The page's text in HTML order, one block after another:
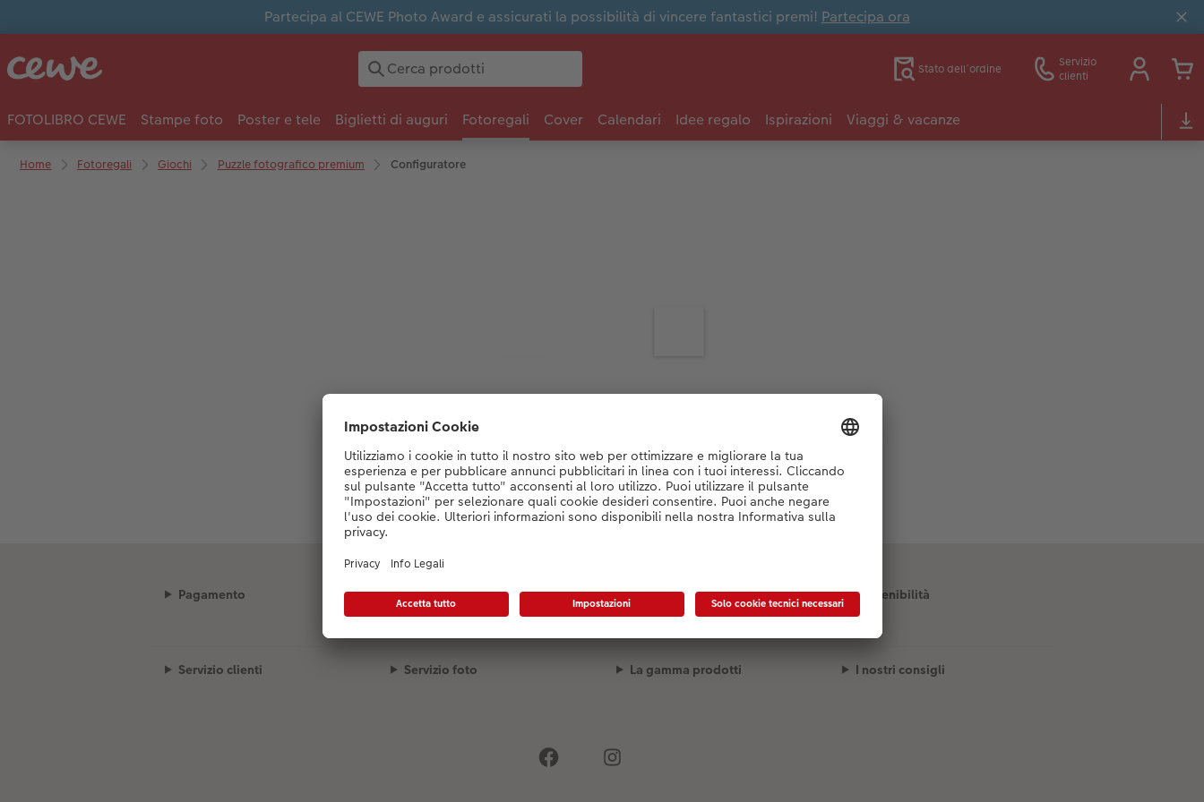
Partecipa al CEWE Photo Award e assicurati la possibilità di vincere fantastici premi! Partecipa ora
Stato dell’ordine
Servizio
clienti
FOTOLIBRO CEWE Stampe foto Poster e tele Biglietti di auguri Fotoregali Cover Calendari Idee regalo Ispirazioni Viaggi & vacanze
Home Fotoregali Giochi Puzzle fotografico premium Configuratore
Pagamento Spedizione Qualità e sicurezza Sostenibilità
Servizio clienti Servizio foto La gamma prodotti I nostri consigli